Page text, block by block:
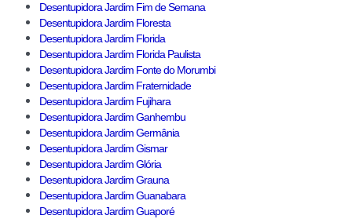
Desentupidora Jardim Fim de Semana
Desentupidora Jardim Floresta
Desentupidora Jardim Florida
Desentupidora Jardim Florida Paulista
Desentupidora Jardim Fonte do Morumbi
Desentupidora Jardim Fraternidade
Desentupidora Jardim Fujihara
Desentupidora Jardim Ganhembu
Desentupidora Jardim Germânia
Desentupidora Jardim Gismar
Desentupidora Jardim Glória
Desentupidora Jardim Grauna
Desentupidora Jardim Guanabara
Desentupidora Jardim Guaporé